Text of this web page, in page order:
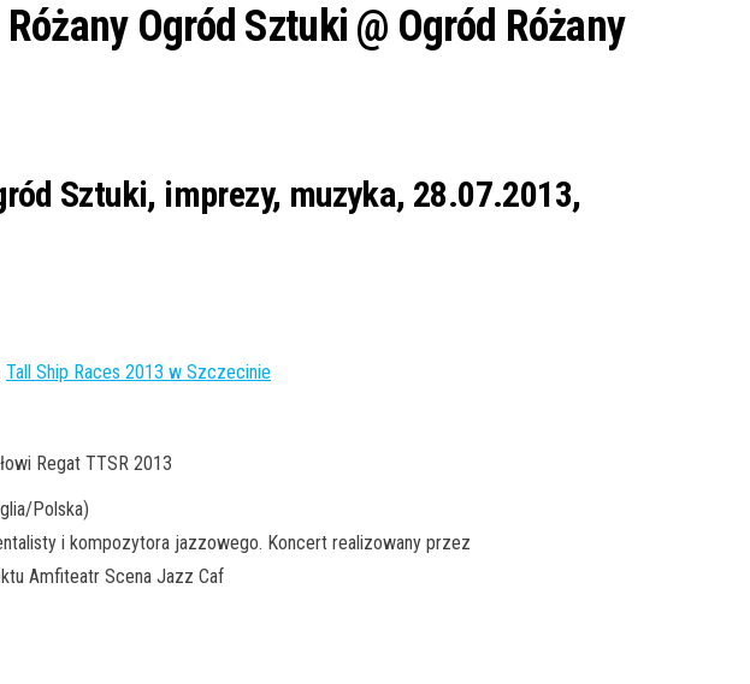
Ogród Sztuki @ Ogród Różany
Sztuki, imprezy, muzyka, 28.07.2013,
Tall Ship Races 2013 w Szczecinie
Regat TTSR 2013
Polska)
i kompozytora jazzowego. Koncert realizowany przez
Amfiteatr Scena Jazz Caf